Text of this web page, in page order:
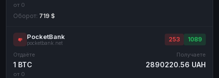
от 0
Оборот: 719 $
PocketBank
pocketbank.net
253 1089
Отдаёте
1 BTC
от 0
Получаете
2890220.56 UAH